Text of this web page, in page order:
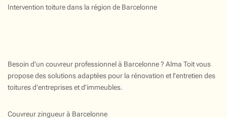
Intervention toiture dans la région de Barcelonne
Besoin d'un couvreur professionnel à Barcelonne ? Alma Toit vous
propose des solutions adaptées pour la rénovation et l'entretien des
toitures d'entreprises et d'immeubles.
Couvreur zingueur à Barcelonne